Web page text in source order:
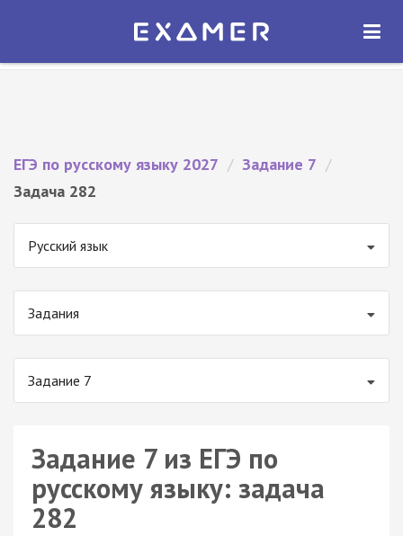
Экзамер — ЕГЭ 2027
ОТКРЫТЬ
ЕГЭ по русскому языку 2027 / Задание 7 /
Задача 282
Русский язык
Задания
Задание 7
Задание 7 из ЕГЭ по
русскому языку: задача
282